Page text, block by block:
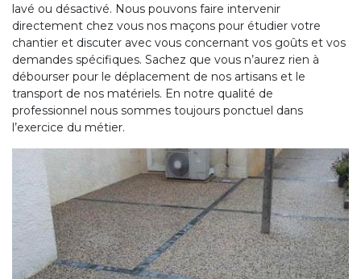
lavé ou désactivé. Nous pouvons faire intervenir
directement chez vous nos maçons pour étudier votre
chantier et discuter avec vous concernant vos goûts et vos
demandes spécifiques. Sachez que vous n’aurez rien à
débourser pour le déplacement de nos artisans et le
transport de nos matériels. En notre qualité de
professionnel nous sommes toujours ponctuel dans
l’exercice du métier.